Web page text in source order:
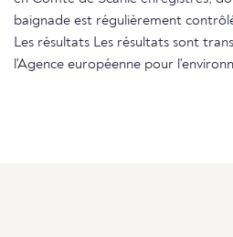
baignade est régulièrement
Les résultats Les résultats sont
l'Agence européenne pour